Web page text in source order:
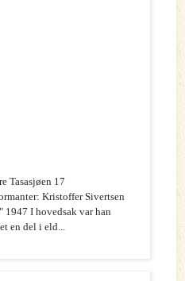
Tasasjøen 17
Kristoffer Sivertsen
I hovedsak var han
en del i eld...